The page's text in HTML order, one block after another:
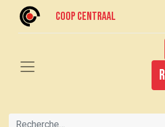
Coop centraal